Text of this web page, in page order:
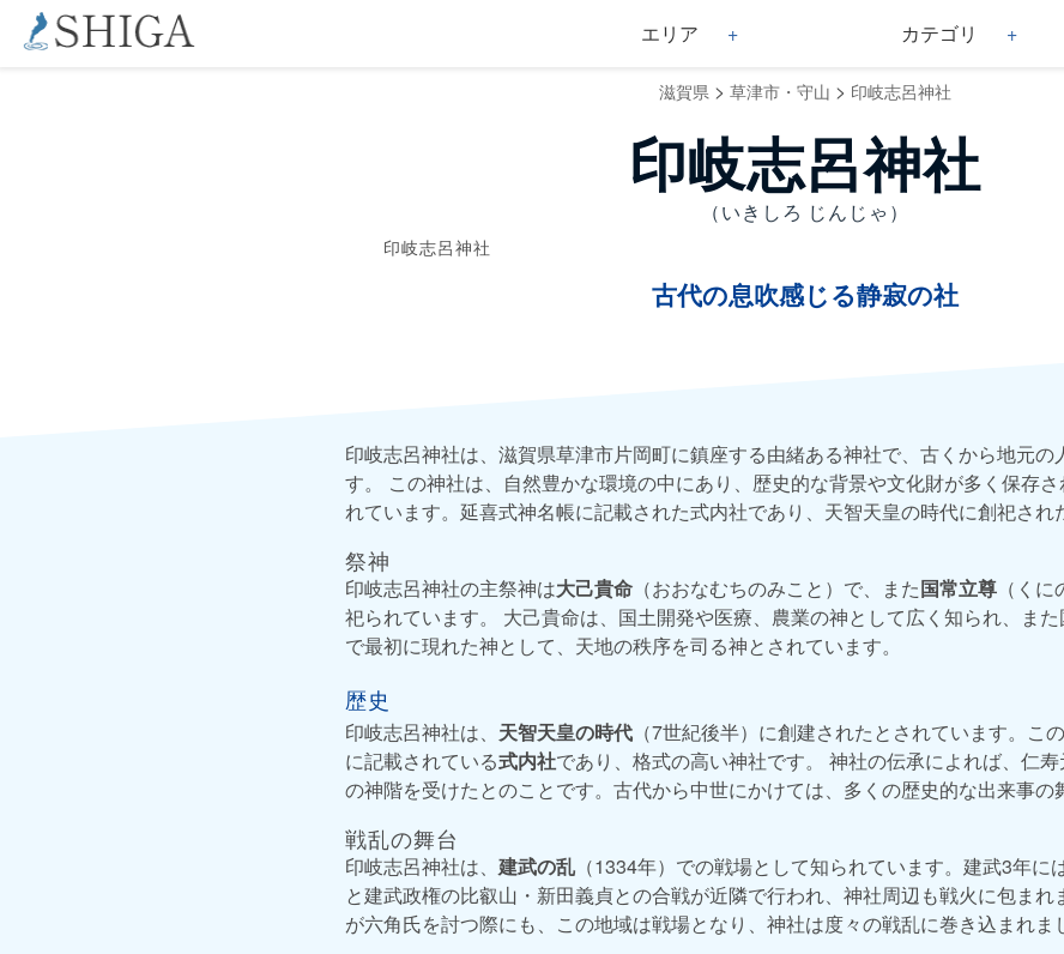
エリア カテゴリ
滋賀県 > 草津市・守山 > 印岐志呂神社
印岐志呂神社
（いきしろ じんじゃ）
印岐志呂神社
古代の息吹感じる静寂の社
印岐志呂神社は、滋賀県草津市片岡町に鎮座する由緒ある神社で、古くから地元の
す。 この神社は、自然豊かな環境の中にあり、歴史的な背景や文化財が多く保存
れています。延喜式神名帳に記載された式内社であり、天智天皇の時代に創祀され
祭神
印岐志呂神社の主祭神は大己貴命 （おおなむちのみこと）で、また国常立尊 （く
祀られています。 大己貴命は、国土開発や医療、農業の神として広く知られ、ま
で最初に現れた神として、天地の秩序を司る神とされています。
歴史
印岐志呂神社は、 天智天皇の時代 （7世紀後半）に創建されたとされています。こ
に記載されている式内社であり、格式の高い神社です。 神社の伝承によれば、仁
の神階を受けたとのことです。古代から中世にかけては、多くの歴史的な出来事の
戦乱の舞台
印岐志呂神社は、 建武の乱 （1334年）での戦場として知られています。建武3年に
と建武政権の比叡山・新田義貞との合戦が近隣で行われ、神社周辺も戦火に包まれ
が六角氏を討つ際にも、この地域は戦場となり、神社は度々の戦乱に巻き込まれま